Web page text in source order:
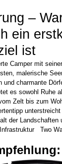
–
ein
ist
Camper mit
malerische
und charmante
es sowohl Ruhe
Zelt bis zum
der Landschaften
Two